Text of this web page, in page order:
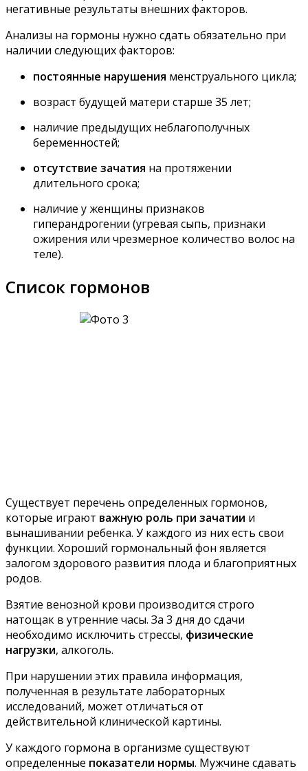
негативные результаты внешних факторов.
Анализы на гормоны нужно сдать обязательно при
наличии следующих факторов:
постоянные нарушения менструального цикла;
возраст будущей матери старше 35 лет;
наличие предыдущих неблагополучных
беременностей;
отсутствие зачатия на протяжении
длительного срока;
наличие у женщины признаков
гиперандрогении (угревая сыпь, признаки
ожирения или чрезмерное количество волос на
теле).
Список гормонов
Существует перечень определенных гормонов,
которые играют важную роль при зачатии и
вынашивании ребенка. У каждого из них есть свои
функции. Хороший гормональный фон является
залогом здорового развития плода и благоприятных
родов.
Взятие венозной крови производится строго
натощак в утренние часы. За 3 дня до сдачи
необходимо исключить стрессы, физические
нагрузки, алкоголь.
При нарушении этих правила информация,
полученная в результате лабораторных
исследований, может отличаться от
действительной клинической картины.
У каждого гормона в организме существуют
определенные показатели нормы. Мужчине сдавать